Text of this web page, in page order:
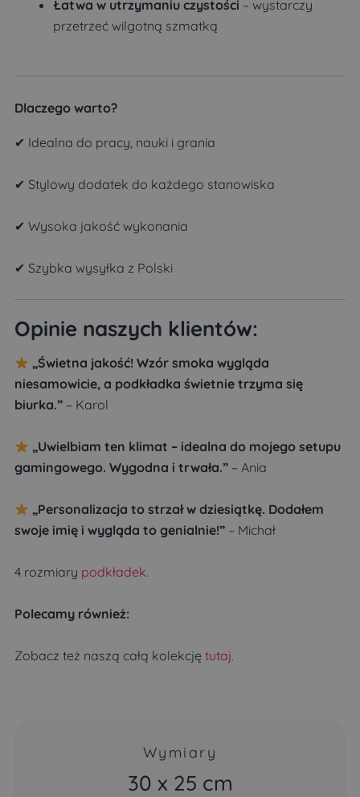
Łatwa w utrzymaniu czystości – wystarczy
przetrzeć wilgotną szmatką
Dlaczego warto?
✔ Idealna do pracy, nauki i grania
✔ Stylowy dodatek do każdego stanowiska
✔ Wysoka jakość wykonania
✔ Szybka wysyłka z Polski
Opinie naszych klientów:
„Świetna jakość! Wzór smoka wygląda
niesamowicie, a podkładka świetnie trzyma się
biurka.” – Karol
„Uwielbiam ten klimat – idealna do mojego setupu
gamingowego. Wygodna i trwała.” – Ania
„Personalizacja to strzał w dziesiątkę. Dodałem
swoje imię i wygląda to genialnie!” – Michał
4 rozmiary podkładek.
Polecamy również:
Zobacz też naszą całą kolekcję tutaj.
Wymiary
30 x 25 cm